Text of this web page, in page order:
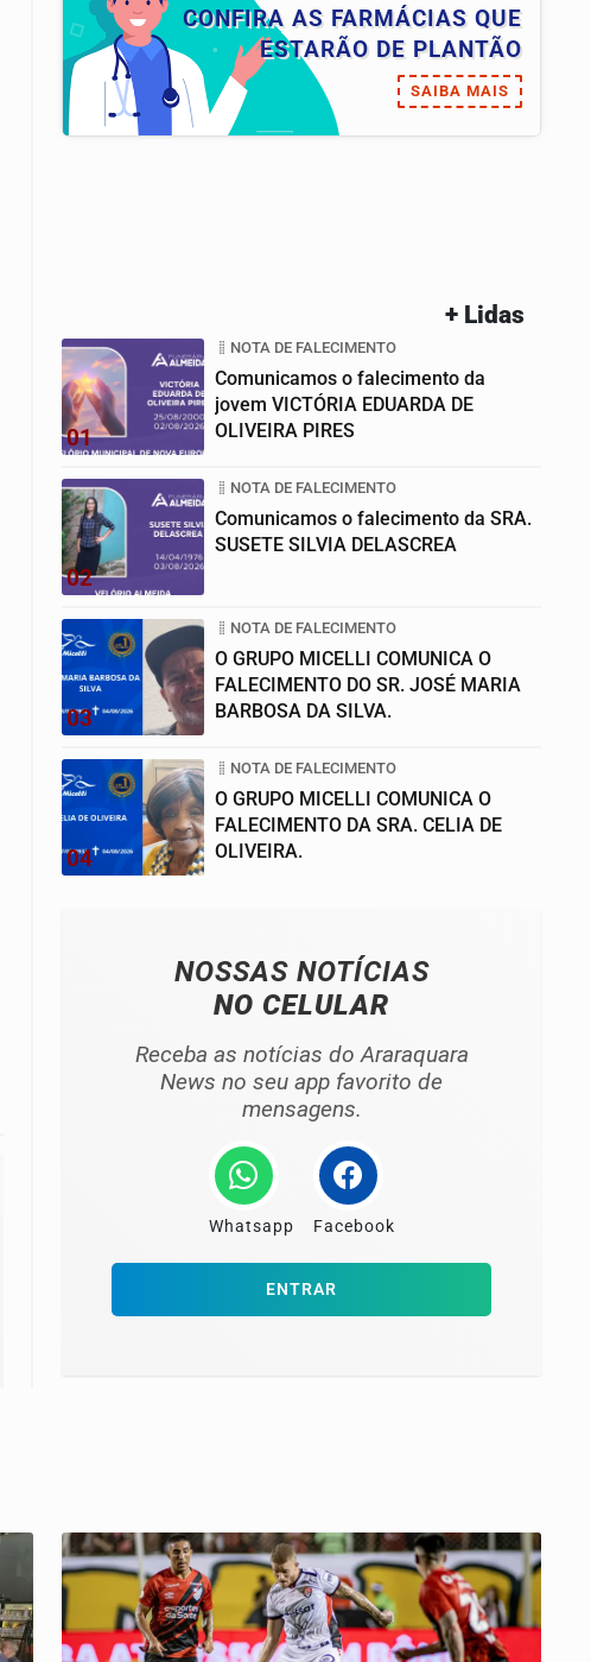
CONFIRA AS FARMÁCIAS QUE
ESTARÃO DE PLANTÃO
SAIBA MAIS
+ Lidas
01
NOTA DE FALECIMENTO
Comunicamos o falecimento da
jovem VICTÓRIA EDUARDA DE
OLIVEIRA PIRES
02
NOTA DE FALECIMENTO
Comunicamos o falecimento da SRA.
SUSETE SILVIA DELASCREA
03
NOTA DE FALECIMENTO
O GRUPO MICELLI COMUNICA O
FALECIMENTO DO SR. JOSÉ MARIA
BARBOSA DA SILVA.
04
NOTA DE FALECIMENTO
O GRUPO MICELLI COMUNICA O
FALECIMENTO DA SRA. CELIA DE
OLIVEIRA.
NOSSAS NOTÍCIAS
NO CELULAR
Receba as notícias do Araraquara
News no seu app favorito de
mensagens.
Whatsapp Facebook
ENTRAR